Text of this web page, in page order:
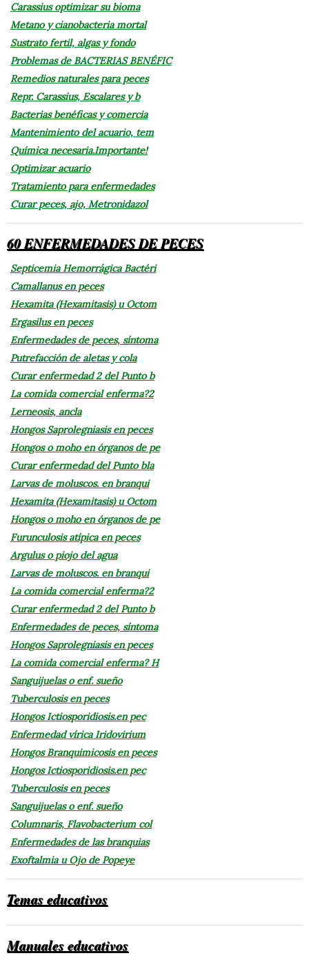
Carassius optimizar su bioma
Metano y cianobacteria mortal
Sustrato fertil, algas y fondo
Problemas de BACTERIAS BENÉFIC
Remedios naturales para peces
Repr. Carassius, Escalares y b
Bacterias benéficas y comercia
Mantenimiento del acuario, tem
Química necesaria.Importante!
Optimizar acuario
Tratamiento para enfermedades
Curar peces, ajo, Metronidazol
60 ENFERMEDADES DE PECES
Septicemia Hemorrágica Bactéri
Camallanus en peces
Hexamita (Hexamitasis) u Octom
Ergasilus en peces
Enfermedades de peces, síntoma
Putrefacción de aletas y cola
Curar enfermedad 2 del Punto b
La comida comercial enferma?2
Lerneosis, ancla
Hongos Saprolegniasis en peces
Hongos o moho en órganos de pe
Curar enfermedad del Punto bla
Larvas de moluscos. en branqui
Hexamita (Hexamitasis) u Octom
Hongos o moho en órganos de pe
Furunculosis atípica en peces
Argulus o piojo del agua
Larvas de moluscos. en branqui
La comida comercial enferma?2
Curar enfermedad 2 del Punto b
Enfermedades de peces, síntoma
Hongos Saprolegniasis en peces
La comida comercial enferma? H
Sanguijuelas o enf. sueño
Tuberculosis en peces
Hongos Ictiosporidiosis.en pec
Enfermedad vírica Iridovirium
Hongos Branquimicosis en peces
Hongos Ictiosporidiosis.en pec
Tuberculosis en peces
Sanguijuelas o enf. sueño
Columnaris, Flavobacterium col
Enfermedades de las branquias
Exoftalmia u Ojo de Popeye
Temas educativos
Manuales educativos